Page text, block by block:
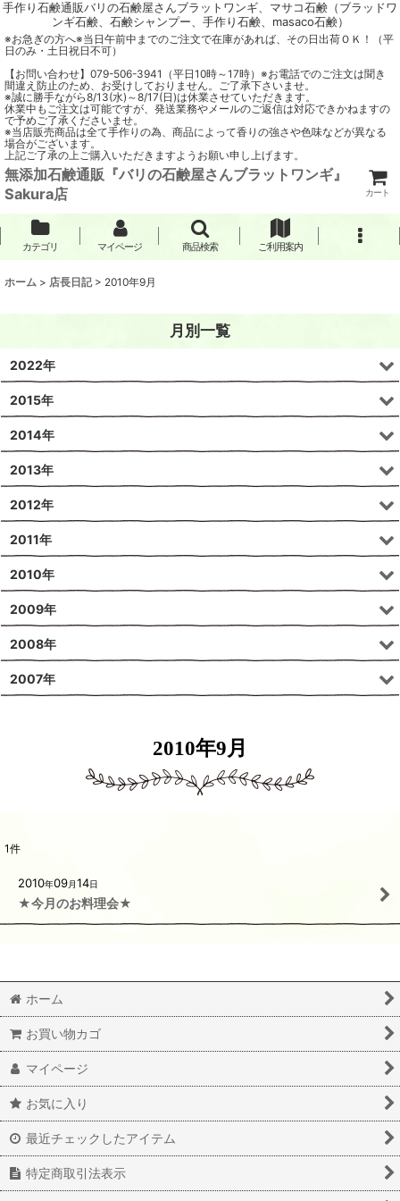
手作り石鹸通販バリの石鹸屋さんブラットワンギ、マサコ石鹸（ブラッドワ
ンギ石鹸、石鹸シャンプー、手作り石鹸、masaco石鹸）
※お急ぎの方へ※当日午前中までのご注文で在庫があれば、その日出荷ＯＫ！（平
日のみ・土日祝日不可）
【お問い合わせ】079-506-3941（平日10時～17時）※お電話でのご注文は聞き
間違え防止のため、お受けしておりません。ご了承下さいませ。
※誠に勝手ながら8/13(水)～8/17(日)は休業させていただきます。
休業中もご注文は可能ですが、発送業務やメールのご返信は対応できかねますの
で予めご了承くださいませ。
※当店販売商品は全て手作りの為、商品によって香りの強さや色味などが異なる
場合がございます。
上記ご了承の上ご購入いただきますようお願い申し上げます。
無添加石鹸通販『バリの石鹸屋さんブラットワンギ』
Sakura店
カート
カテゴリ マイページ 商品検索 ご利用案内
ホーム > 店長日記 > 2010年9月
2010年9月
1件
2010年09月14日
★今月のお料理会★
月別一覧
2022年
2015年
2014年
2013年
2012年
2011年
2010年
2009年
2008年
2007年
ホーム
お買い物カゴ
マイページ
お気に入り
最近チェックしたアイテム
特定商取引法表示